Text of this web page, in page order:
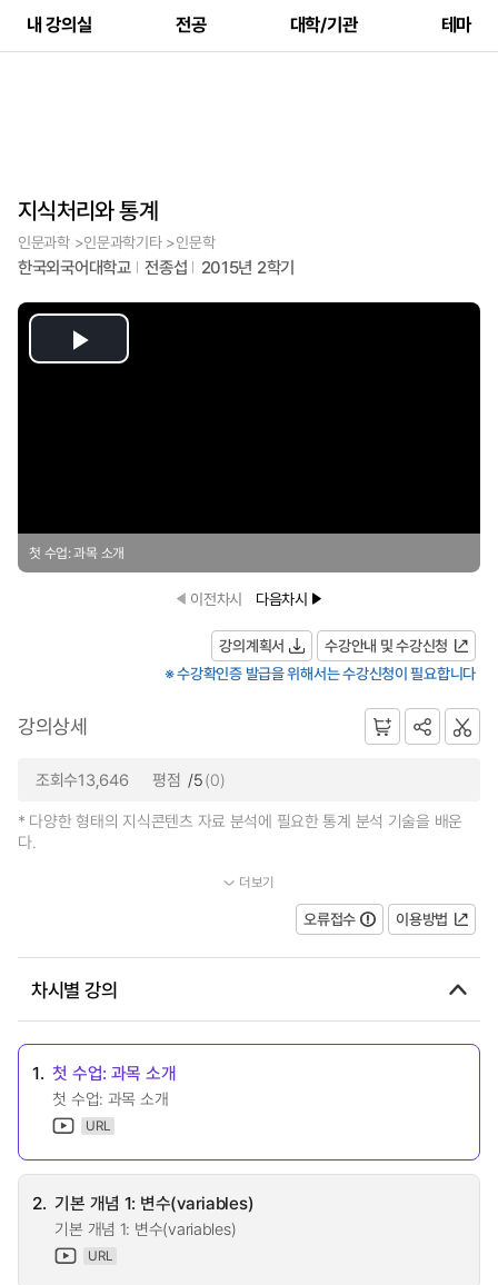
내 강의실 전공 대학/기관 테마
지식처리와 통계
인문과학 >인문과학기타 >인문학
한국외국어대학교 전종섭 2015년 2학기
Play
첫 수업: 과목 소개
이전차시 다음차시
강의계획서
수강안내 및 수강신청
※ 수강확인증 발급을 위해서는 수강신청이 필요합니다
강의상세
조회수13,646 평점 /5(0)
* 다양한 형태의 지식콘텐츠 자료 분석에 필요한 통계 분석 기술을 배운
다.
* 지식콘텐츠학이 비교적 신생 학문이라는 점에 주목하여, (1)...
더보기
오류접수 이용방법
차시별 강의
1. 첫 수업: 과목 소개
첫 수업: 과목 소개
URL
2. 기본 개념 1: 변수(variables)
기본 개념 1: 변수(variables)
URL